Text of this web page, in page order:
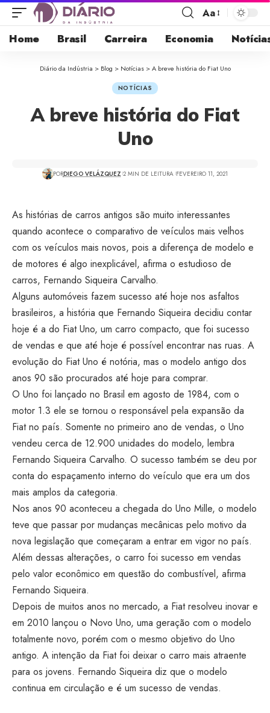
Aa
Home Brasil Carreira Economia
Diário da Indústria > Blog > Notícias>A breve história do Fiat Uno
NOTÍCIAS
A breve história do Fiat
Uno
PORDIEGO VELÁZQUEZ 2 MIN DE LEITURA FEVEREIRO 11, 2021
As histórias de carros antigos são muito interessantes
quando acontece o comparativo de veículos mais velhos
com os veículos mais novos, pois a diferença de modelo e
de motores é algo inexplicável, afirma o estudioso de
carros, Fernando Siqueira Carvalho.
Alguns automóveis fazem sucesso até hoje nos asfaltos
brasileiros, a história que Fernando Siqueira decidiu contar
hoje é a do Fiat Uno, um carro compacto, que foi sucesso
de vendas e que até hoje é possível encontrar nas ruas. A
evolução do Fiat Uno é notória, mas o modelo antigo dos
anos 90 são procurados até hoje para comprar.
O Uno foi lançado no Brasil em agosto de 1984, com o
motor 1.3 ele se tornou o responsável pela expansão da
Fiat no país. Somente no primeiro ano de vendas, o Uno
vendeu cerca de 12.900 unidades do modelo, lembra
Fernando Siqueira Carvalho. O sucesso também se deu por
conta do espaçamento interno do veículo que era um dos
mais amplos da categoria.
Nos anos 90 aconteceu a chegada do Uno Mille, o modelo
teve que passar por mudanças mecânicas pelo motivo da
nova legislação que começaram a entrar em vigor no país.
Além dessas alterações, o carro foi sucesso em vendas
pelo valor econômico em questão do combustível, afirma
Fernando Siqueira.
Depois de muitos anos no mercado, a Fiat resolveu inovar e
em 2010 lançou o Novo Uno, uma geração com o modelo
totalmente novo, porém com o mesmo objetivo do Uno
antigo. A intenção da Fiat foi deixar o carro mais atraente
para os jovens. Fernando Siqueira diz que o modelo
continua em circulação e é um sucesso de vendas.